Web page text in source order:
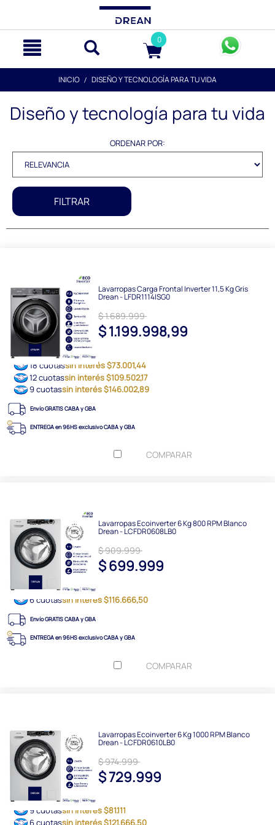
0
INICIO DISEÑO Y TECNOLOGÍA PARA TU VIDA
Diseño y tecnología para tu vida
ORDENAR POR:
FILTRAR
Lavarropas Carga Frontal Inverter 11,5 Kg Gris
Drean - LFDR1114ISG0
$ 1.689.999
$ 1.199.998,99
18 cuotassin interés $73.001,44
12 cuotassin interés $109.502,17
9 cuotassin interés $146.002,89
Envío GRATIS CABA y GBA
ENTREGA en 96HS exclusivo CABA y GBA
COMPARAR
Lavarropas Ecoinverter 6 Kg 800 RPM Blanco
Drean - LCFDR0608LB0
$ 909.999
$ 699.999
6 cuotassin interés $116.666,50
Envío GRATIS CABA y GBA
ENTREGA en 96HS exclusivo CABA y GBA
COMPARAR
Lavarropas Ecoinverter 6 Kg 1000 RPM Blanco
Drean - LCFDR0610LB0
$ 974.999
$ 729.999
9 cuotassin interés $81.111
6 cuotassin interés $121.666,50